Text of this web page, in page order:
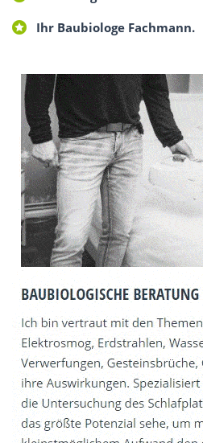
Ihr Baubiologe Fachmann.